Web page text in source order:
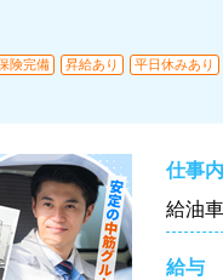
険完備 昇給あり 平日休みあり
仕事
給油
給与